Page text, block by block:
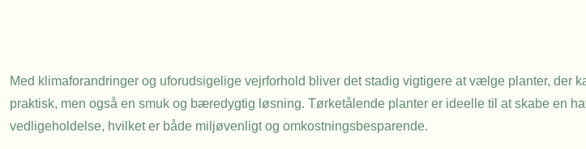
Med klimaforandringer og uforudsigelige vejrforhold bliver det stadig vigtigere at vælge planter, der
praktisk, men også en smuk og bæredygtig løsning. Tørketålende planter er ideelle til at skabe en
vedligeholdelse, hvilket er både miljøvenligt og omkostningsbesparende.